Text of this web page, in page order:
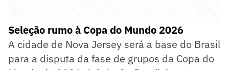
Seleção rumo à Copa do Mundo 2026
A cidade de Nova Jersey será a base do Brasil
para a disputa da fase de grupos da Copa do